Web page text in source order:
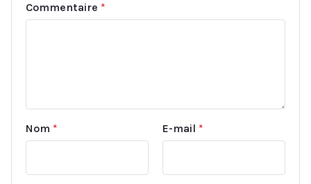
Commentaire *
Nom * E-mail *